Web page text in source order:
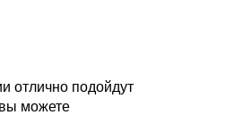
отлично подойдут
можете